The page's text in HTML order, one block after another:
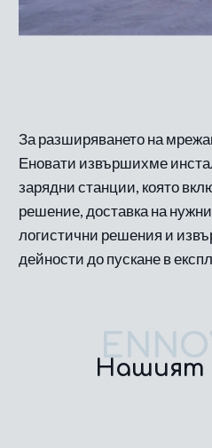
За разширяването на
Еновати извършихме
зарядни станции, която
решение, доставка на
логистични решения и
дейности до пускане в
Нашият